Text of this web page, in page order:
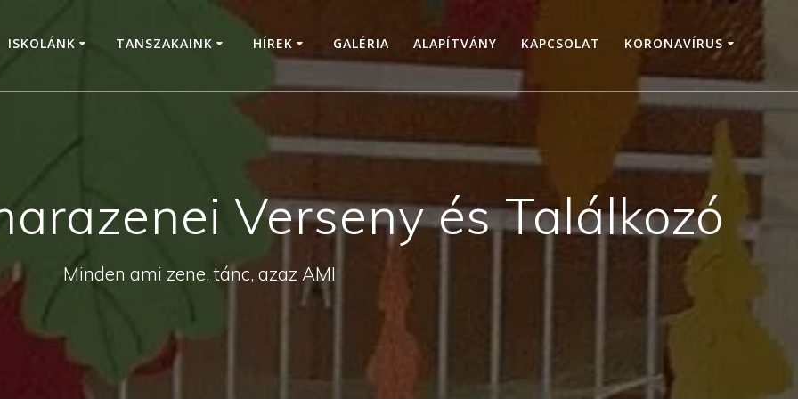
ISKOLÁNK TANSZAKAINK HÍREK GALÉRIA ALAPÍTVÁNY KAPCSOLAT KORONAVÍRUS
Verseny és Találkozó
Minden ami zene, tánc, azaz AMI